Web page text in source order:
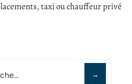
taxi ou chauffeur privé